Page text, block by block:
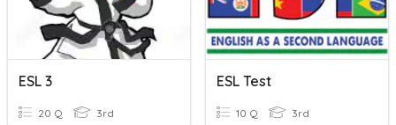
ESL 3
20 Q 3rd
ESL Test
10 Q 3rd